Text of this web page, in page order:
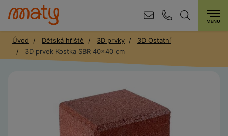
Úvod Dětská hřiště 3D prvky
3D Ostatní
3D prvek Kostka SBR 40x40 cm